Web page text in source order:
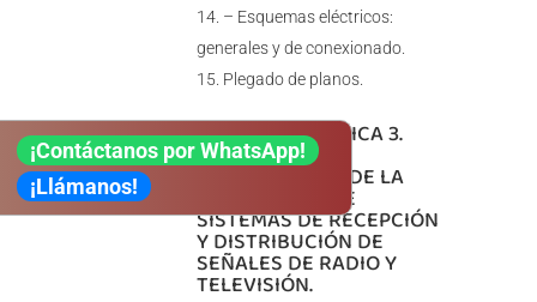
– Esquemas eléctricos:
generales y de conexionado.
Plegado de planos.
UNIDAD DIDÁCTICA 3.
TÉCNICAS DE
PLANIFICACIÓN DE LA
INSTALACIÓN DE
SISTEMAS DE RECEPCIÓN
Y DISTRIBUCIÓN DE
SEÑALES DE RADIO Y
TELEVISIÓN.
¡Contáctanos por WhatsApp!
¡Llámanos!